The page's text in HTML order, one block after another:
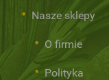
Nasze sklepy
O firmie
Polityka